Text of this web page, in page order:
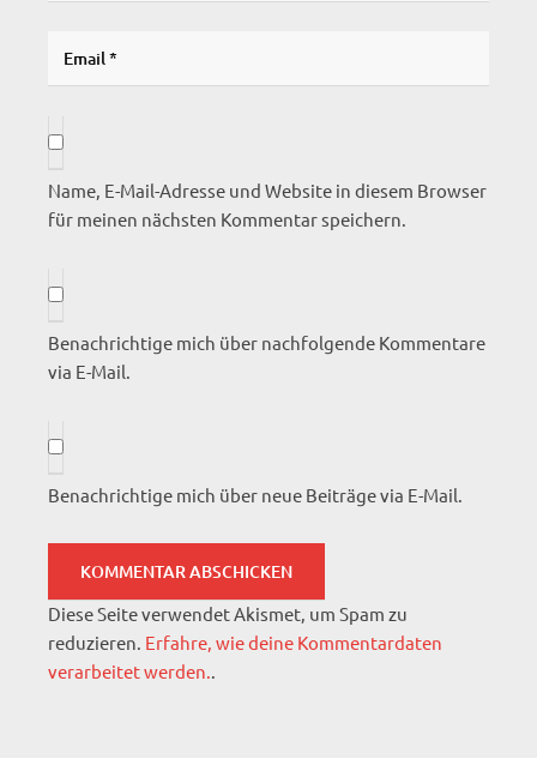
Name, E-Mail-Adresse und Website in diesem Browser
für meinen nächsten Kommentar speichern.
Benachrichtige mich über nachfolgende Kommentare
via E-Mail.
Benachrichtige mich über neue Beiträge via E-Mail.
Diese Seite verwendet Akismet, um Spam zu
reduzieren. Erfahre, wie deine Kommentardaten
verarbeitet werden..